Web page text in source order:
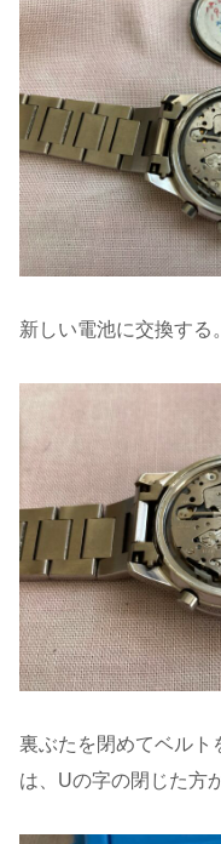
新しい電池に交換する。
裏ぶたを閉めてベル
は、Uの字の閉じた方